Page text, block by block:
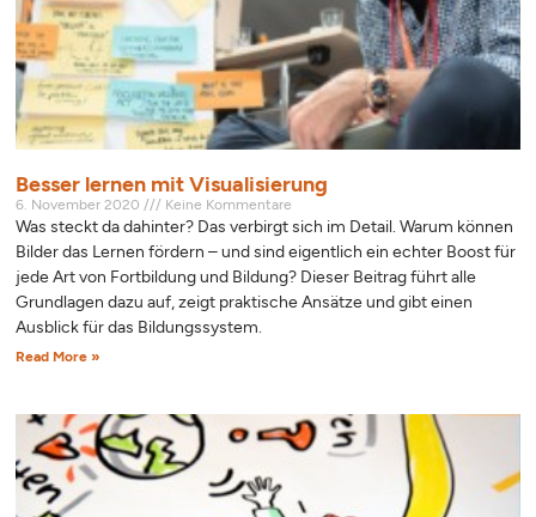
Besser lernen mit Visualisierung
6. November 2020 Keine Kommentare
Was steckt da dahinter? Das verbirgt sich im Detail. Warum können
Bilder das Lernen fördern – und sind eigentlich ein echter Boost für
jede Art von Fortbildung und Bildung? Dieser Beitrag führt alle
Grundlagen dazu auf, zeigt praktische Ansätze und gibt einen
Ausblick für das Bildungssystem.
Read More »